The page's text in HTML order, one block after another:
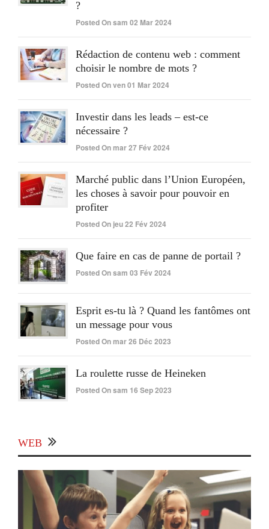
?
Posted On sam 02 Mar 2024
Rédaction de contenu web : comment
choisir le nombre de mots ?
Posted On ven 01 Mar 2024
Investir dans les leads – est-ce
nécessaire ?
Posted On mar 27 Fév 2024
Marché public dans l’Union Européen,
les choses à savoir pour pouvoir en
profiter
Posted On jeu 22 Fév 2024
Que faire en cas de panne de portail ?
Posted On sam 03 Fév 2024
Esprit es-tu là ? Quand les fantômes ont
un message pour vous
Posted On mar 26 Déc 2023
La roulette russe de Heineken
Posted On sam 16 Sep 2023
WEB